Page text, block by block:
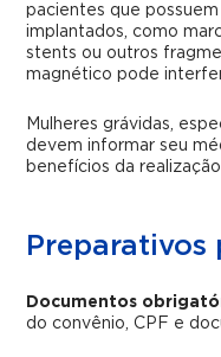
pacientes que
implantados, como
stents ou outros
magnético pode
Mulheres grávidas,
devem informar seu
benefícios da
Preparativos
Documentos
do convênio, CPF e